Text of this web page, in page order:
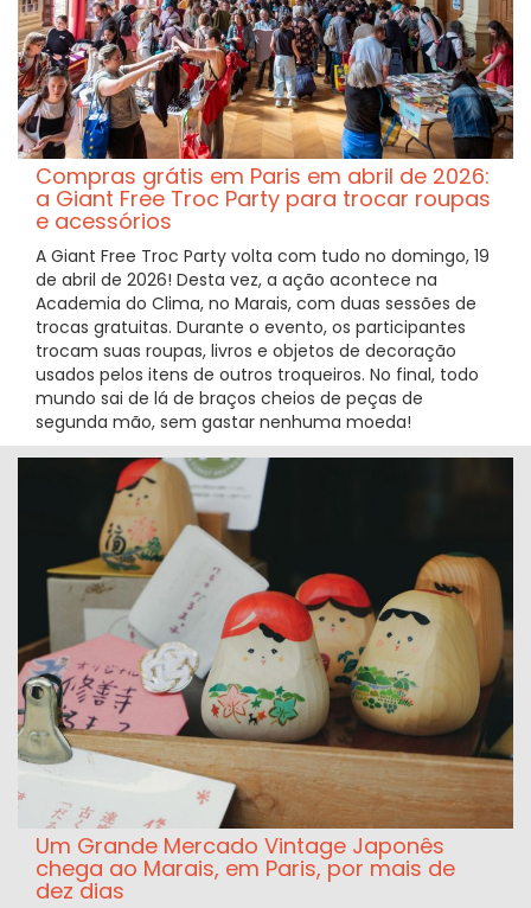
Compras grátis em Paris em abril de 2026:
a Giant Free Troc Party para trocar roupas
e acessórios
A Giant Free Troc Party volta com tudo no domingo, 19
de abril de 2026! Desta vez, a ação acontece na
Academia do Clima, no Marais, com duas sessões de
trocas gratuitas. Durante o evento, os participantes
trocam suas roupas, livros e objetos de decoração
usados pelos itens de outros troqueiros. No final, todo
mundo sai de lá de braços cheios de peças de
segunda mão, sem gastar nenhuma moeda!
Um Grande Mercado Vintage Japonês
chega ao Marais, em Paris, por mais de
dez dias